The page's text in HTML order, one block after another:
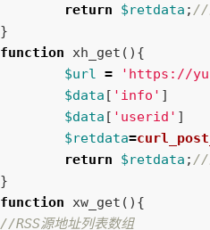
return
$retdata ; //
}
function xh_get (){
$url = 'https://
$data [ 'info' ]
$data [ 'userid' ]
$retdata=
return
$retdata ; //
}
function xw_get (){
//RSS源地址列表数组